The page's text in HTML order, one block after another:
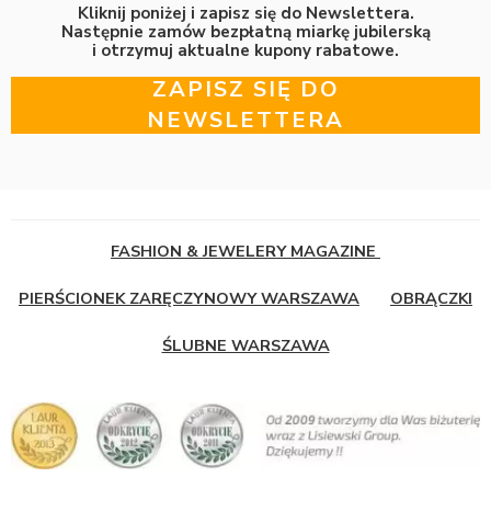
Kliknij poniżej i zapisz się do Newslettera.
Następnie zamów bezpłatną miarkę jubilerską
i otrzymuj aktualne kupony rabatowe.
ZAPISZ SIĘ DO
NEWSLETTERA
FASHION & JEWELERY MAGAZINE
PIERŚCIONEK ZARĘCZYNOWY WARSZAWA OBRĄCZKI
ŚLUBNE WARSZAWA